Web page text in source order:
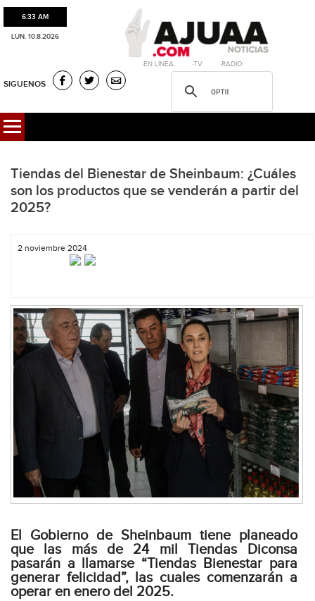
6:33 AM
LUN. 10.8.2026
·EN LÍNEA. ·T.V. ·RADIO
SIGUENOS
Tiendas del Bienestar de Sheinbaum: ¿Cuáles
son los productos que se venderán a partir del
2025?
2 noviembre 2024
El Gobierno de Sheinbaum tiene planeado
que las más de 24 mil Tiendas Diconsa
pasarán a llamarse “Tiendas Bienestar para
generar felicidad”, las cuales comenzarán a
operar en enero del 2025.